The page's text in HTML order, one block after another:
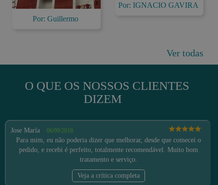
Por: Guillermo
Por: IGNACIO GAVIRA
Ver todas
O QUE OS NOSSOS CLIENTES
DIZEM
Jose María 06/09/2018
Para mim, eu não poderia dizer que melhorar, desde que comecei o
pedido, e recebi é perfeito, totalmente recomendável. Muito bom
tratamento e serviço.
Veja a crítica completa